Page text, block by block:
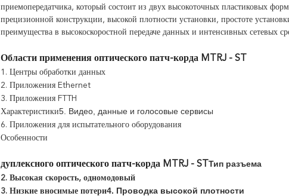
приемопередатчика, который состоит из двух высокоточных пластиковых
прецизионной конструкции, высокой плотности установки, простоте
преимущества в высокоскоростной передаче данных и интенсивных сетевых
Области применения оптического патч-корда MTRJ - ST
1. Центры обработки данных
2. Приложения Ethernet
3. Приложения FTTH
Характеристики5. Видео, данные и голосовые сервисы
6. Приложения для испытательного оборудования
Особенности
дуплексного оптического патч-корда MTRJ - ST Тип разъема
2. Высокая скорость, одномодовый
3. Низкие вносимые потери4. Проводка высокой плотности